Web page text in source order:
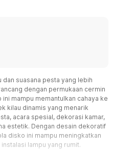
suasana pesta yang lebih
dengan permukaan cermin
mampu memantulkan cahaya ke
kilau dinamis yang menarik
acara spesial, dekorasi kamar,
estetik. Dengan desain dekoratif
disko ini mampu meningkatkan
lampu yang rumit.